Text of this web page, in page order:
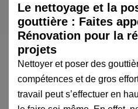
Le nettoyage et la
gouttière : Faites
Rénovation pour la
projets
Nettoyer et poser des
compétences et de gros
travail peut s’effectuer en